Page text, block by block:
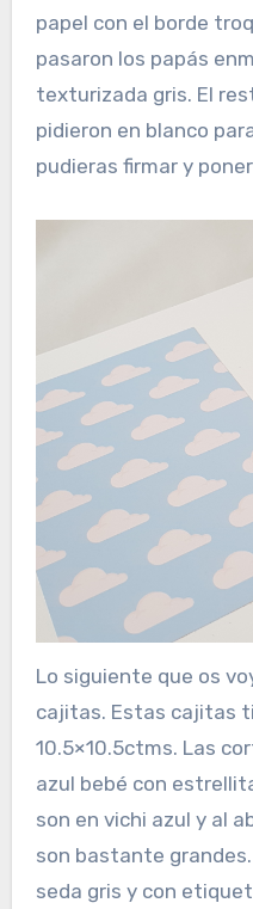
papel con el borde
pasaron los papás
texturizada gris. El
pidieron en blanco
pudieras firmar y
Lo siguiente que os
cajitas. Estas cajitas
10.5×10.5ctms. Las
azul bebé con
son en vichi azul y al
son bastante
seda gris y con